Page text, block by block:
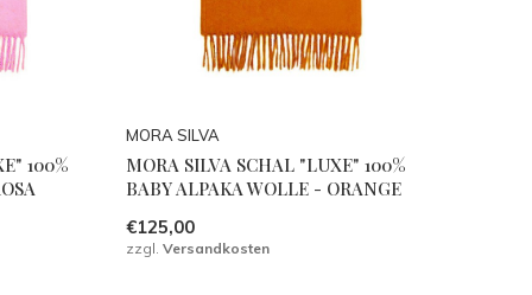
100%
MORA SILVA
MORA SILVA SCHAL "LUXE" 100%
BABY ALPAKA WOLLE - ORANGE
€125,00
zzgl. Versandkosten